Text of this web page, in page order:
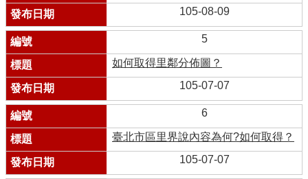
105-08-09
5
如何取得里鄰分佈圖？
105-07-07
6
臺北市區里界說內容為何?如何取得？
105-07-07